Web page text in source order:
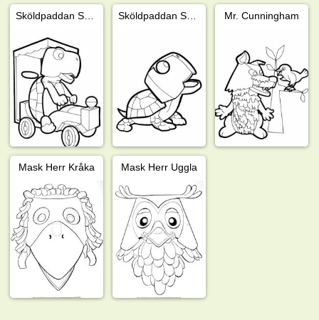
Mr. Cunningham
Mask Herr Kråka Mask Herr Uggla